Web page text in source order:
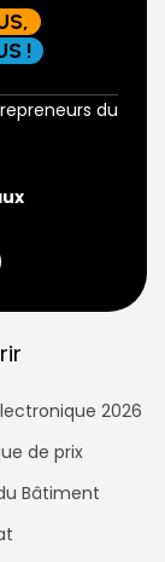
!
du
2026
de prix
Bâtiment